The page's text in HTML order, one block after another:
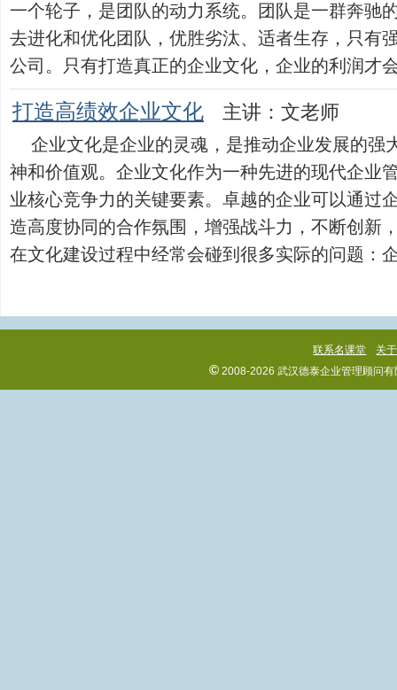
一个轮子，是团队的动力系统。团队是一群奔驰
去进化和优化团队，优胜劣汰、适者生存，只有
公司。只有打造真正的企业文化，企业的利润才
打造高绩效企业文化 主讲：文老师
企业文化是企业的灵魂，是推动企业发展的强
神和价值观。企业文化作为一种先进的现代企业
业核心竞争力的关键要素。卓越的企业可以通过
造高度协同的合作氛围，增强战斗力，不断创新
在文化建设过程中经常会碰到很多实际的问题：
联系名课堂 关
© 2008-2026 武汉德泰企业管理顾问